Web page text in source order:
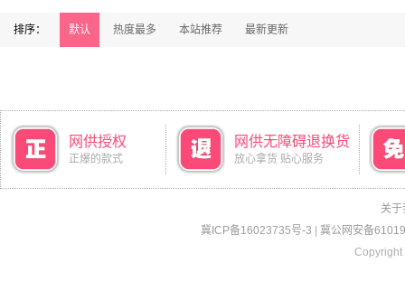
排序： 默认 热度最多 本站推荐 最新更新
网供授权
正爆的款式
网供无障碍退换货
放心拿货 贴心服务
关于
冀ICP备16023735号-3
冀公网安备